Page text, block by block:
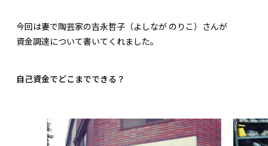
今回は妻で陶芸家の吉永哲子（よしなが のりこ）さんが
資金調達について書いてくれました。
自己資金でどこまでできる？